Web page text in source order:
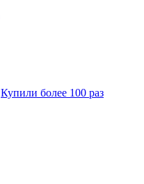
Купили более 100 раз